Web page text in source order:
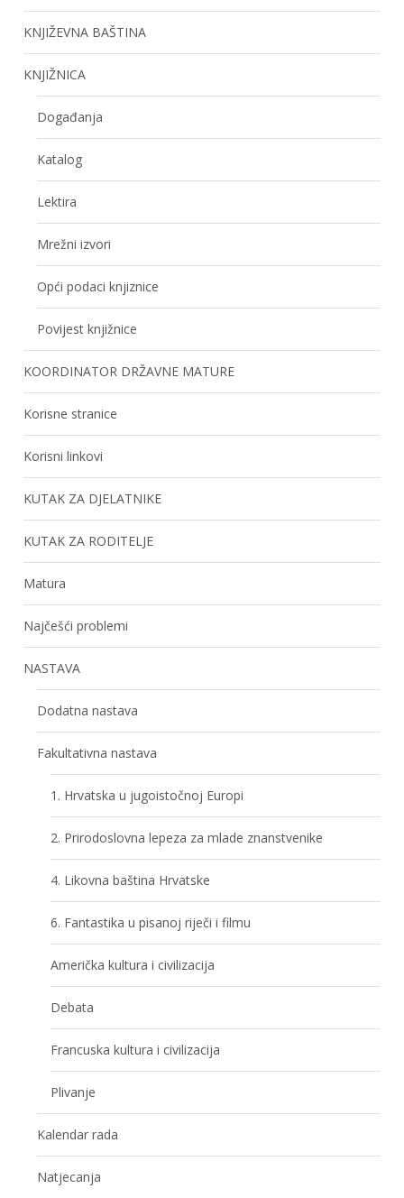
KNJIŽEVNA BAŠTINA
KNJIŽNICA
Događanja
Katalog
Lektira
Mrežni izvori
Opći podaci knjiznice
Povijest knjižnice
KOORDINATOR DRŽAVNE MATURE
Korisne stranice
Korisni linkovi
KUTAK ZA DJELATNIKE
KUTAK ZA RODITELJE
Matura
Najčešći problemi
NASTAVA
Dodatna nastava
Fakultativna nastava
1. Hrvatska u jugoistočnoj Europi
2. Prirodoslovna lepeza za mlade znanstvenike
4. Likovna baština Hrvatske
6. Fantastika u pisanoj riječi i filmu
Američka kultura i civilizacija
Debata
Francuska kultura i civilizacija
Plivanje
Kalendar rada
Natjecanja